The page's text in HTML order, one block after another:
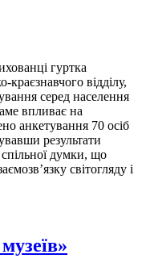
гуртка
краєзнавчого відділу,
серед населення
впливає на
анкетування 70 осіб
результати
думки, що
світогляду і